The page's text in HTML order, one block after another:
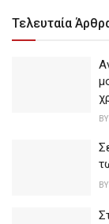
Τελευταία
BY
BY